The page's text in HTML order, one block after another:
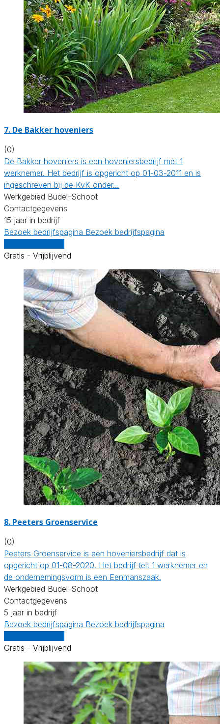
7. De Bakker hoveniers
(0)
De Bakker hoveniers is een hoveniersbedrijf met 1
werknemer. Het bedrijf is opgericht op 01-03-2011 en is
ingeschreven bij de KvK onder…
Werkgebied Budel-Schoot
Contactgegevens
15 jaar in bedrijf
Bezoek bedrijfspagina Bezoek bedrijfspagina
Gratis - Vrijblijvend
8. Peeters Groenservice
(0)
Peeters Groenservice is een hoveniersbedrijf dat is
opgericht op 01-08-2020. Het bedrijf telt 1 werknemer en
de ondernemingsvorm is een Eenmanszaak.
Werkgebied Budel-Schoot
Contactgegevens
5 jaar in bedrijf
Bezoek bedrijfspagina Bezoek bedrijfspagina
Gratis - Vrijblijvend